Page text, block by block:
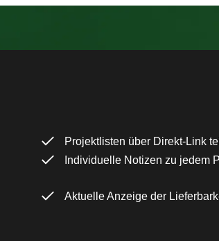
Projektlisten über Direkt-Link
Individuelle Notizen zu jedem
Aktuelle Anzeige der